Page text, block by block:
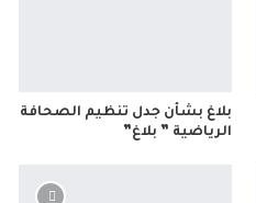
بلاغ بشأن جدل تنظيم الصحافة
الرياضية ” بلاغ”